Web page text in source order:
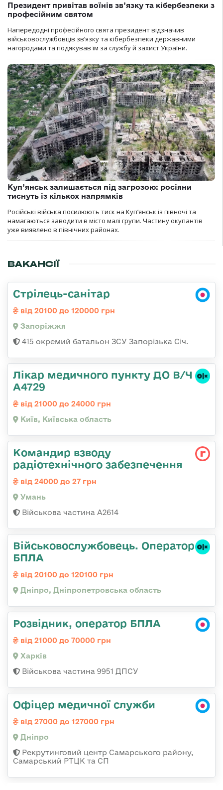
Президент привітав воїнів зв’язку та кібербезпеки з
професійним святом
Напередодні професійного свята президент відзначив
військовослужбовців зв’язку та кібербезпеки державними
нагородами та подякував їм за службу й захист України.
Куп’янськ залишається під загрозою: росіяни
тиснуть із кількох напрямків
Російські війська посилюють тиск на Куп’янськ із півночі та
намагаються заводити в місто малі групи. Частину окупантів
уже виявлено в північних районах.
ВАКАНСІЇ
Стрілець-санітар
від 20100 до 120000 грн
Запоріжжя
415 окремий батальон ЗСУ Запорізька Січ.
Лікар медичного пункту ДО В/Ч
А4729
від 21000 до 24000 грн
Київ, Київська область
Командир взводу
радіотехнічного забезпечення
від 24000 до 27 грн
Умань
Військова частина А2614
Військовослужбовець. Оператор
БПЛА
від 20100 до 120100 грн
Дніпро, Дніпропетровська область
Розвідник, оператор БПЛА
від 21000 до 70000 грн
Харків
Військова частина 9951 ДПСУ
Офіцер медичної служби
від 27000 до 127000 грн
Дніпро
Рекрутинговий центр Самарського району,
Самарський РТЦК та СП